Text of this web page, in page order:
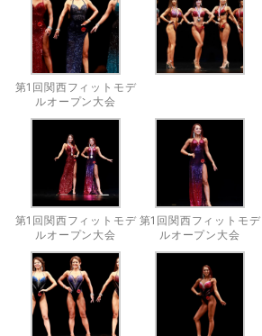
第1回関西フィットモデ
ルオープン大会
第1回関西フィットモデ
ルオープン大会
第1回関西フィットモデ
ルオープン大会